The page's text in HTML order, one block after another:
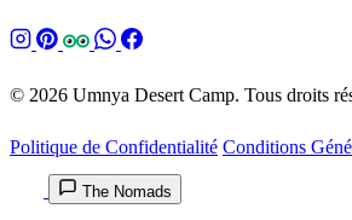
© 2026 Umnya Desert Camp. Tous droits
Politique de Confidentialité Conditions
The Nomads